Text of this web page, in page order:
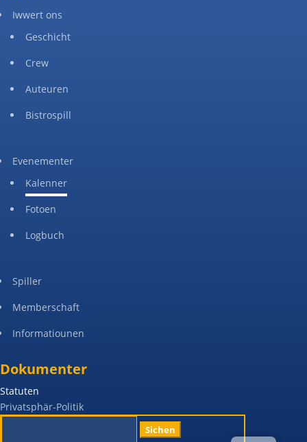
Iwwert ons
Geschicht
Crew
Auteuren
Bistrospill
Evenementer
Kalenner
Fotoen
Logbuch
Spiller
Memberschaft
Informatiounen
Dokumenter
Statuten
Privatsphär-Politik